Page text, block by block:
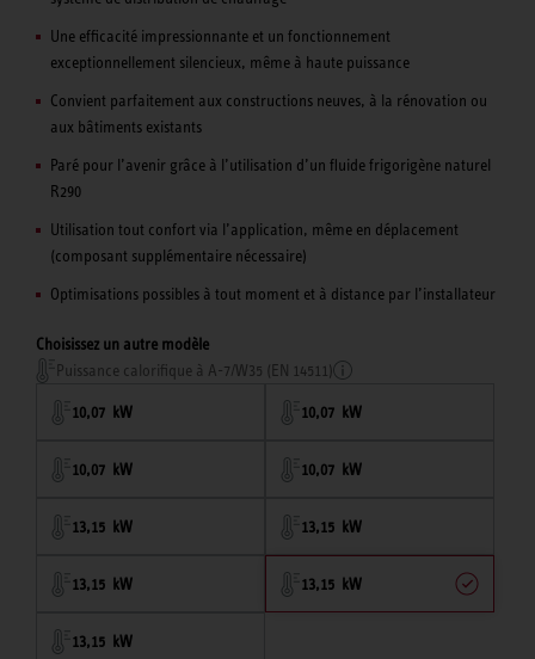
Une efficacité impressionnante et un fonctionnement
exceptionnellement silencieux, même à haute puissance
Convient parfaitement aux constructions neuves, à la rénovation ou
aux bâtiments existants
Paré pour l’avenir grâce à l’utilisation d’un fluide frigorigène naturel
R290
Utilisation tout confort via l’application, même en déplacement
(composant supplémentaire nécessaire)
Optimisations possibles à tout moment et à distance par l’installateur
Choisissez un autre modèle
Puissance calorifique à A-7/W35 (EN 14511)
10,07 kW 10,07 kW
10,07 kW 10,07 kW
13,15 kW 13,15 kW
13,15 kW 13,15 kW
13,15 kW